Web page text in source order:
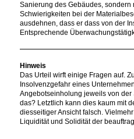
Sanierung des Gebäudes,
Schwierigkeiten bei der
ausdehnen, dass er dass von der
Entsprechende
Hinweis
Das Urteil wirft einige Fragen auf.
Insolvenzgefahr eines
Angebotseinholung jeweils von
das? Letztlich kann dies kaum mit
diesseitiger Ansicht falsch.
Liquidität und Solidität der